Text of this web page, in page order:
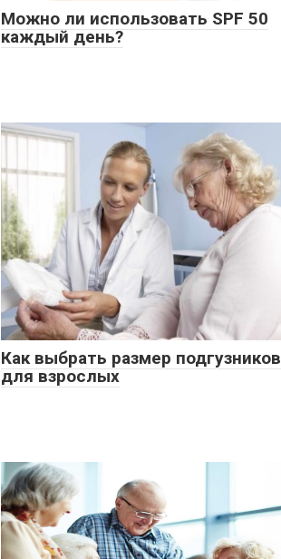
Можно ли использовать SPF 50
каждый день?
Как выбрать размер подгузников
для взрослых